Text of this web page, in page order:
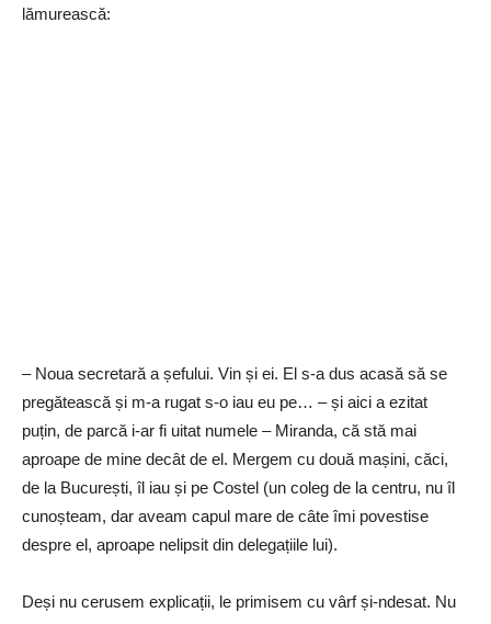
lămurească:
– Noua secretară a șefului. Vin și ei. El s-a dus acasă să se
pregătească și m-a rugat s-o iau eu pe… – și aici a ezitat
puțin, de parcă i-ar fi uitat numele – Miranda, că stă mai
aproape de mine decât de el. Mergem cu două mașini, căci,
de la București, îl iau și pe Costel (un coleg de la centru, nu îl
cunoșteam, dar aveam capul mare de câte îmi povestise
despre el, aproape nelipsit din delegațiile lui).
Deși nu cerusem explicații, le primisem cu vârf și-ndesat. Nu